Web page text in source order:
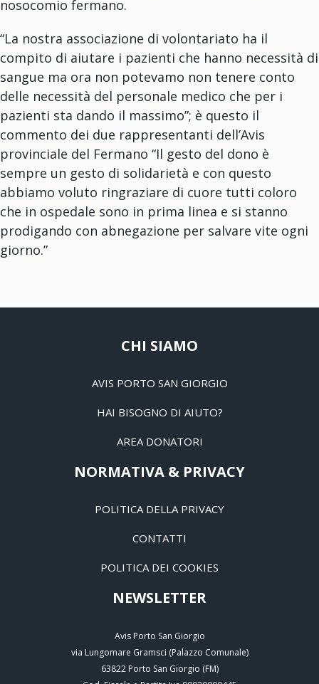
nosocomio fermano.
“La nostra associazione di volontariato ha il
compito di aiutare i pazienti che hanno necessità di
sangue ma ora non potevamo non tenere conto
delle necessità del personale medico che per i
pazienti sta dando il massimo”; è questo il
commento dei due rappresentanti dell’Avis
provinciale del Fermano “Il gesto del dono è
sempre un gesto di solidarietà e con questo
abbiamo voluto ringraziare di cuore tutti coloro
che in ospedale sono in prima linea e si stanno
prodigando con abnegazione per salvare vite ogni
giorno.”
CHI SIAMO
AVIS PORTO SAN GIORGIO
HAI BISOGNO DI AIUTO?
AREA DONATORI
NORMATIVA & PRIVACY
POLITICA DELLA PRIVACY
CONTATTI
POLITICA DEI COOKIES
NEWSLETTER
Avis Porto San Giorgio
via Lungomare Gramsci (Palazzo Comunale)
63822 Porto San Giorgio (FM)